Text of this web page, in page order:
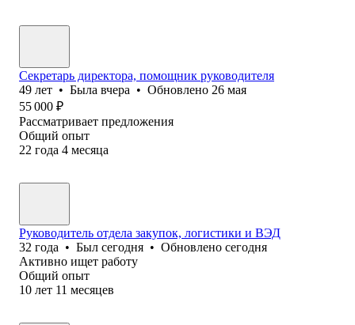
Секретарь директора, помощник руководителя
49 лет • Была вчера • Обновлено 26 мая
55 000 ₽
Рассматривает предложения
Общий опыт
22 года 4 месяца
Руководитель отдела закупок, логистики и ВЭД
32 года • Был сегодня • Обновлено сегодня
Активно ищет работу
Общий опыт
10 лет 11 месяцев